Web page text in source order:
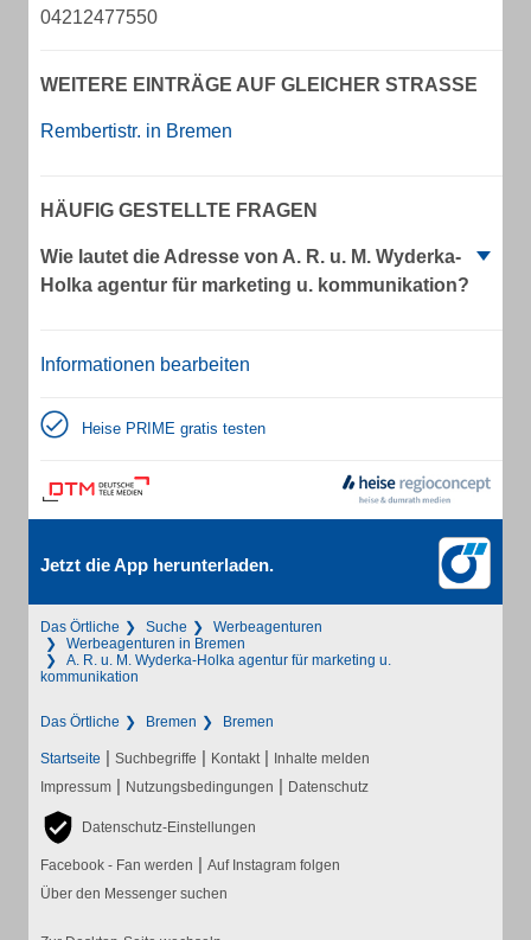
04212477550
WEITERE EINTRÄGE AUF GLEICHER STRASSE
Rembertistr. in Bremen
HÄUFIG GESTELLTE FRAGEN
Wie lautet die Adresse von A. R. u. M. Wyderka-
Holka agentur für marketing u. kommunikation?
Informationen bearbeiten
Heise PRIME gratis testen
Jetzt die App herunterladen.
Das Örtliche Suche
Werbeagenturen
Werbeagenturen in Bremen
A. R. u. M. Wyderka-Holka agentur für marketing u.
kommunikation
Das Örtliche Bremen Bremen
Startseite | Suchbegriffe | Kontakt | Inhalte melden
Impressum | Nutzungsbedingungen | Datenschutz
Datenschutz-Einstellungen
Facebook - Fan werden | Auf Instagram folgen
Über den Messenger suchen